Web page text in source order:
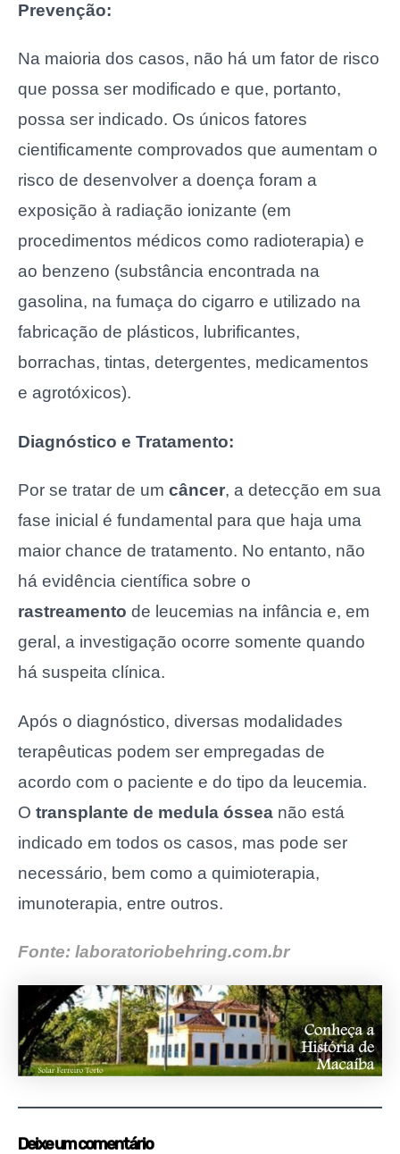
Prevenção:
Na maioria dos casos, não há um fator de risco
que possa ser modificado e que, portanto,
possa ser indicado. Os únicos fatores
cientificamente comprovados que aumentam o
risco de desenvolver a doença foram a
exposição à radiação ionizante (em
procedimentos médicos como radioterapia) e
ao benzeno (substância encontrada na
gasolina, na fumaça do cigarro e utilizado na
fabricação de plásticos, lubrificantes,
borrachas, tintas, detergentes, medicamentos
e agrotóxicos).
Diagnóstico e Tratamento:
Por se tratar de um câncer, a detecção em sua
fase inicial é fundamental para que haja uma
maior chance de tratamento. No entanto, não
há evidência científica sobre o
rastreamento de leucemias na infância e, em
geral, a investigação ocorre somente quando
há suspeita clínica.
Após o diagnóstico, diversas modalidades
terapêuticas podem ser empregadas de
acordo com o paciente e do tipo da leucemia.
O transplante de medula óssea não está
indicado em todos os casos, mas pode ser
necessário, bem como a quimioterapia,
imunoterapia, entre outros.
Fonte: laboratoriobehring.com.br
Deixe um comentário